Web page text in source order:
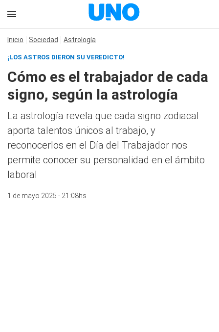
Inicio Sociedad Astrología
¡LOS ASTROS DIERON SU VEREDICTO!
Cómo es el trabajador de cada
signo, según la astrología
La astrología revela que cada signo zodiacal
aporta talentos únicos al trabajo, y
reconocerlos en el Día del Trabajador nos
permite conocer su personalidad en el ámbito
laboral
1 de mayo 2025 - 21:08hs